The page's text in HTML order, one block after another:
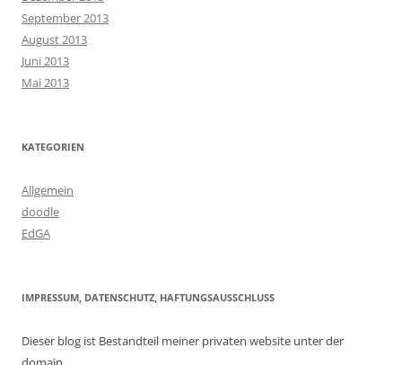
September 2013
August 2013
Juni 2013
Mai 2013
KATEGORIEN
Allgemein
doodle
EdGA
IMPRESSUM, DATENSCHUTZ, HAFTUNGSAUSSCHLUSS
Dieser blog ist Bestandteil meiner privaten website unter der